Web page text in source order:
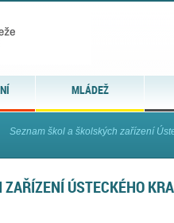
MLÁDEŽ
Seznam škol a školských zařízení
ÚSTECKÉHO